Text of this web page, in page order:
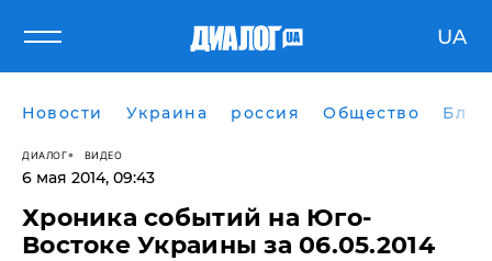
UA
Новости Украина россия Общество
ДИАЛОГ ВИДЕО
6 мая 2014, 09:43
Хроника событий на Юго-
Востоке Украины за 06.05.2014